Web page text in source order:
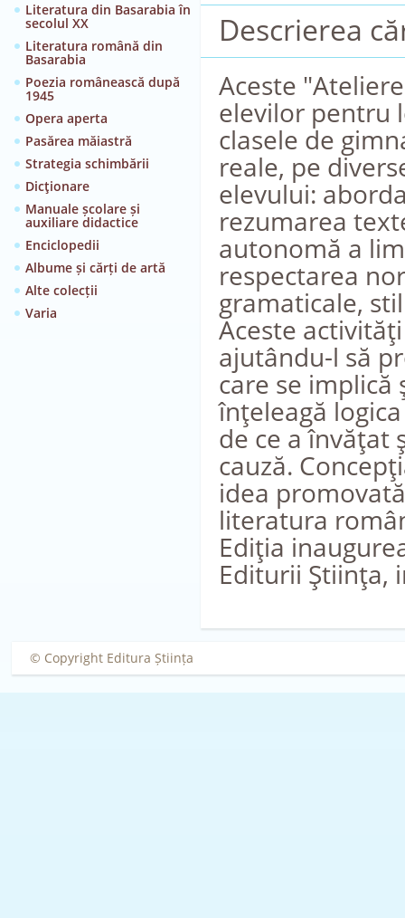
Literatura din Basarabia în
secolul XX
Literatura română din
Basarabia
Poezia românească după
1945
Opera aperta
Pasărea măiastră
Strategia schimbării
Dicţionare
Manuale școlare și
auxiliare didactice
Enciclopedii
Albume și cărți de artă
Alte colecții
Varia
Descrierea
Aceste
elevilor pentru
clasele de
reale, pe
elevului:
rezumarea
autonomă a
respectarea
gramaticale,
Aceste
ajutându-l să
care se implică
înţeleagă
de ce a învăţat
cauză.
idea
literatura
Ediţia
Editurii Ştiinţa,
© Copyright Editura Știința